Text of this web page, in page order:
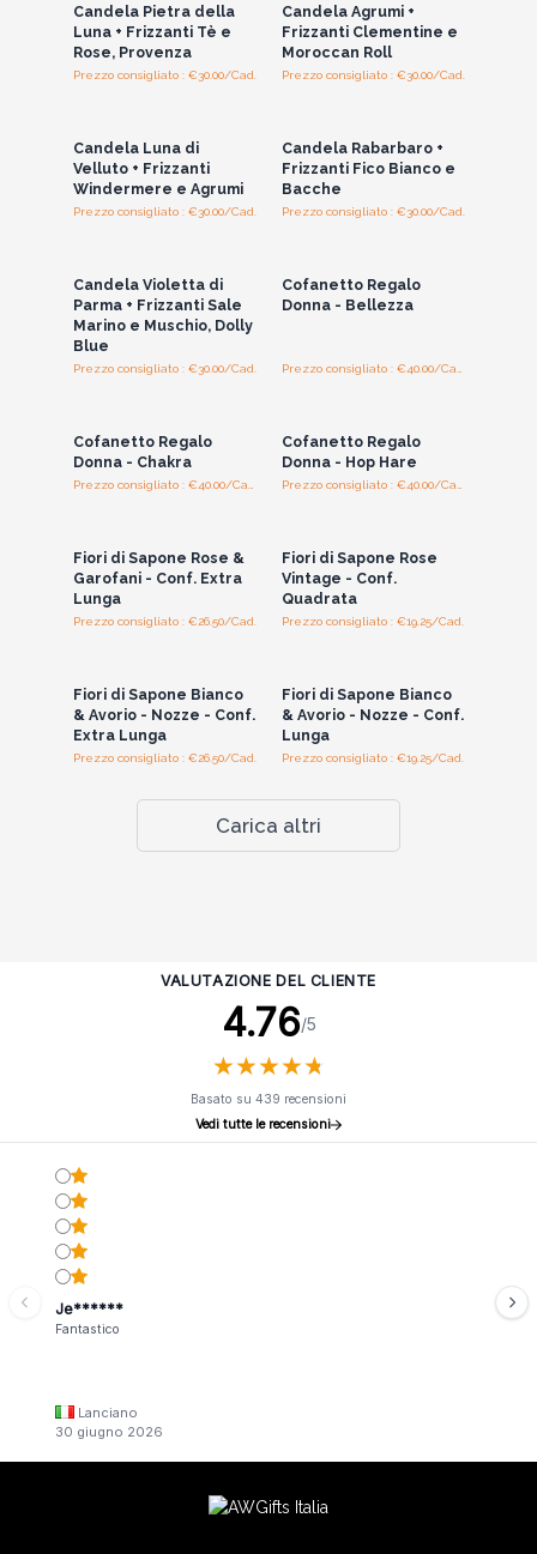
Candela Pietra della
Luna + Frizzanti Tè e
Rose, Provenza
Prezzo consigliato : €30.00/Cad.
Candela Agrumi +
Frizzanti Clementine e
Moroccan Roll
Prezzo consigliato : €30.00/Cad.
Candela Luna di
Velluto + Frizzanti
Windermere e Agrumi
Prezzo consigliato : €30.00/Cad.
Candela Rabarbaro +
Frizzanti Fico Bianco e
Bacche
Prezzo consigliato : €30.00/Cad.
Candela Violetta di
Parma + Frizzanti Sale
Marino e Muschio, Dolly
Blue
Prezzo consigliato : €30.00/Cad.
Cofanetto Regalo
Donna - Bellezza
Cofanetto Regalo
Donna - Chakra
Cofanetto Regalo
Donna - Hop Hare
Fiori di Sapone Rose &
Garofani - Conf. Extra
Lunga
Prezzo consigliato : €26.50/Cad.
Fiori di Sapone Rose
Vintage - Conf.
Quadrata
Prezzo consigliato : €19.25/Cad.
Fiori di Sapone Bianco
& Avorio - Nozze - Conf.
Extra Lunga
Prezzo consigliato : €26.50/Cad.
Fiori di Sapone Bianco
& Avorio - Nozze - Conf.
Lunga
Prezzo consigliato : €19.25/Cad.
Carica altri
VALUTAZIONE DEL CLIENTE
4.76/5
★★★★★
★★★★★
Basato su 439 recensioni
Vedi tutte le recensioni
Je******
Fantastico
Lanciano
30 giugno 2026